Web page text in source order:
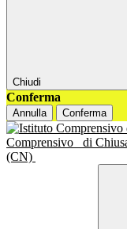
Chiudi
Conferma
Annulla Conferma
Comprensivo
di
(CN)